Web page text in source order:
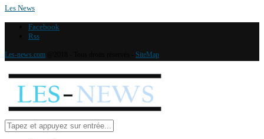
Les News
Facebook
Rss
Les-news.com SiteMap